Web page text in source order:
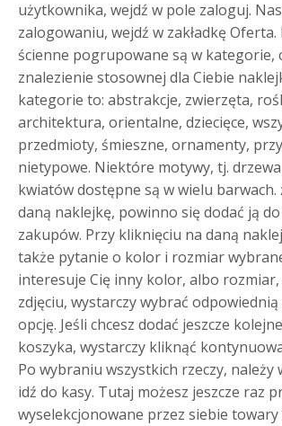
użytkownika, wejdź w pole zaloguj.
zalogowaniu, wejdź w zakładkę
ścienne pogrupowane są w kategorie,
znalezienie stosownej dla Ciebie
kategorie to: abstrakcje, zwierzęta,
architektura, orientalne, dziecięce,
przedmioty, śmieszne, ornamenty,
nietypowe. Niektóre motywy, tj.
kwiatów dostępne są w wielu barwach.
daną naklejkę, powinno się dodać ją
zakupów. Przy kliknięciu na daną
także pytanie o kolor i rozmiar
interesuje Cię inny kolor, albo
zdjęciu, wystarczy wybrać odpowiednią
opcję. Jeśli chcesz dodać jeszcze
koszyka, wystarczy kliknąć
Po wybraniu wszystkich rzeczy, należy
idź do kasy. Tutaj możesz jeszcze raz
wyselekcjonowane przez siebie towary